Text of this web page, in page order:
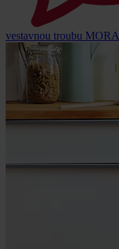
vestavnou troubu MORA